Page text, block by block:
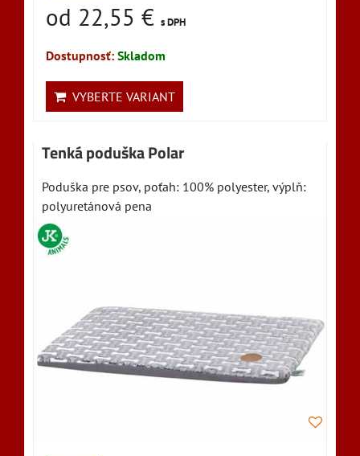
od 22,55 € s DPH
Dostupnosť: Skladom
VYBERTE VARIANT
Tenká poduška Polar
Poduška pre psov, poťah: 100% polyester, výplň:
polyuretánová pena